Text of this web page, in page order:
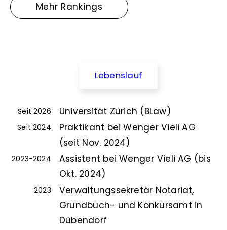
Mehr Rankings
Lebenslauf
Seit 2026 Universität Zürich (BLaw)
Seit 2024
Praktikant bei Wenger Vieli AG
(seit Nov. 2024)
2023-2024
Assistent bei Wenger Vieli AG (bis
Okt. 2024)
2023
Verwaltungssekretär Notariat,
Grundbuch- und Konkursamt in
Dübendorf